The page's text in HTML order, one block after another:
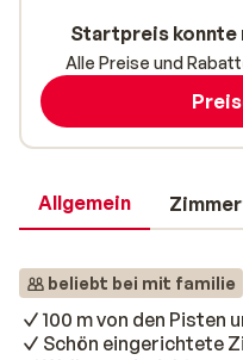
Allgemein
beliebt bei mit familie
100 m von den
Schön eingerichtete
Startpreis konnte
Alle Preise und